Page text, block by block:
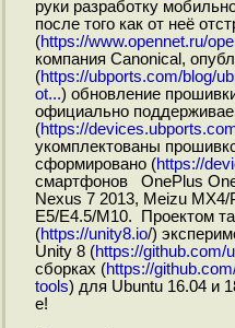
руки разработку
после того как от неё
(https://www.opennet.ru/
компания Canonical,
(https://ubports.com/blog/
ot...) обновление
официально
(https://
укомплектованы
сформировано (https://
смартфонов OnePlus
Nexus 7 2013, Meizu MX4/
E5/E4.5/M10. Проектом
(https://unity8.io/)
Unity 8 (https://github.com/
сборках (https://
tools) для Ubuntu 16.04 и
e!